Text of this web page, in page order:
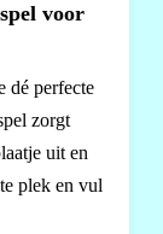
voor
dé perfecte
zorgt
uit en
plek en vul